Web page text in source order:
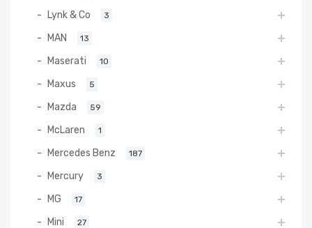
Lynk & Co 3
MAN 13
Maserati 10
Maxus 5
Mazda 59
McLaren 1
Mercedes Benz 187
Mercury 3
MG 17
Mini 27